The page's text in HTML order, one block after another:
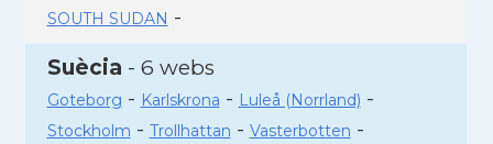
SOUTH SUDAN -
Suècia - 6 webs
Goteborg - Karlskrona - Luleå (Norrland) -
Stockholm - Trollhattan - Vasterbotten -